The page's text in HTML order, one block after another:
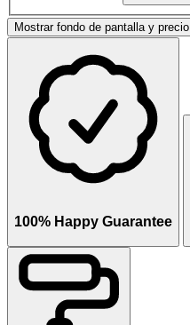
Mostrar fondo de pantalla y precio
100% Happy Guarantee